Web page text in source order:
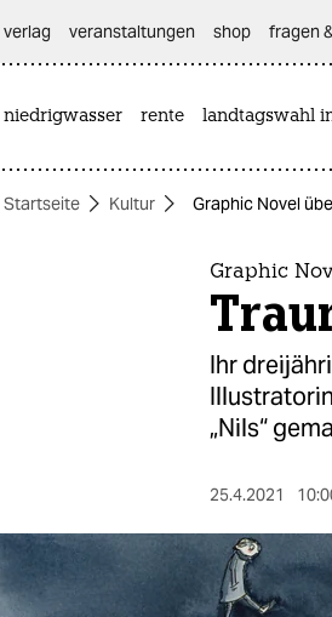
themen
berlin
nord
verlag
veranstaltungen shop fragen
niedrigwasser rente landtagswahl
Startseite Kultur Graphic Novel
Graphic
Ihr
„Nils“
25.4.2021